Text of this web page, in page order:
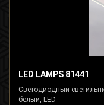
LED LAMPS 81441
Светодиодный
белый, LED